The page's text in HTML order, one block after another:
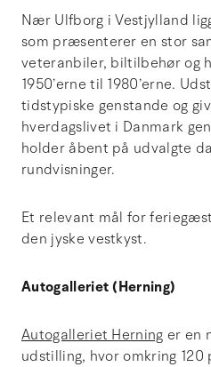
Nær Ulfborg i Vestjylland
som præsenterer en stor
veteranbiler, biltilbehør og
1950’erne til 1980’erne.
tidstypiske genstande og
hverdagslivet i Danmark
holder åbent på udvalgte
rundvisninger.
Et relevant mål for
den jyske vestkyst.
Autogalleriet (Herning)
Autogalleriet Herning er en
udstilling, hvor omkring